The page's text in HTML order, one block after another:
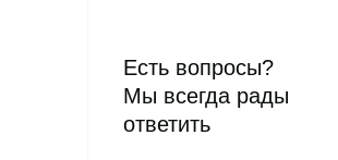
Есть вопросы?
Мы всегда рады
ответить